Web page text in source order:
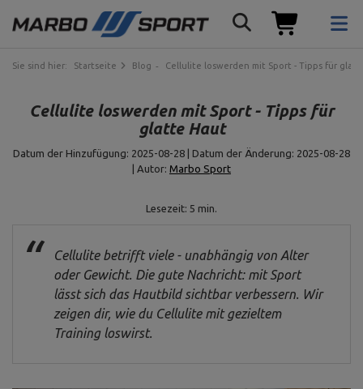
Sie sind hier: Startseite Blog Cellulite loswerden mit Sport - Tipps für
Cellulite loswerden mit Sport - Tipps für
glatte Haut
Datum der Hinzufügung: 2025-08-28 | Datum der Änderung: 2025-08-28
| Autor: Marbo Sport
Lesezeit: 5 min.
Cellulite betrifft viele - unabhängig von Alter
oder Gewicht. Die gute Nachricht: mit Sport
lässt sich das Hautbild sichtbar verbessern. Wir
zeigen dir, wie du Cellulite mit gezieltem
Training loswirst.